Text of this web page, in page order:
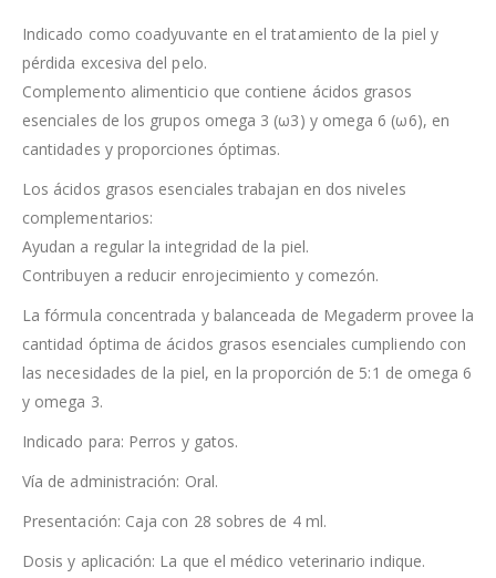
Indicado como coadyuvante en el tratamiento de la piel y
pérdida excesiva del pelo.
Complemento alimenticio que contiene ácidos grasos
esenciales de los grupos omega 3 (ω3) y omega 6 (ω6), en
cantidades y proporciones óptimas.
Los ácidos grasos esenciales trabajan en dos niveles
complementarios:
Ayudan a regular la integridad de la piel.
Contribuyen a reducir enrojecimiento y comezón.
La fórmula concentrada y balanceada de Megaderm provee la
cantidad óptima de ácidos grasos esenciales cumpliendo con
las necesidades de la piel, en la proporción de 5:1 de omega 6
y omega 3.
Indicado para: Perros y gatos.
Vía de administración: Oral.
Presentación: Caja con 28 sobres de 4 ml.
Dosis y aplicación: La que el médico veterinario indique.